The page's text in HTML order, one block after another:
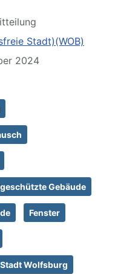
Stadt)(WOB)
2024
Gebäude
Fenster
Stadt Wolfsburg